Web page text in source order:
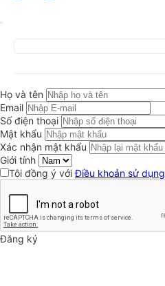
Họ và tên
Email
Số điện thoại
Mật khẩu
Xác nhận mật khẩu
Giới tính
Tôi đồng ý vớiĐiều khoản sử dụng
Đăng ký